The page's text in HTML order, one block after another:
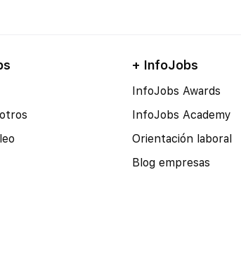
+ InfoJobs
InfoJobs Awards
InfoJobs Academy
Orientación laboral
Blog empresas